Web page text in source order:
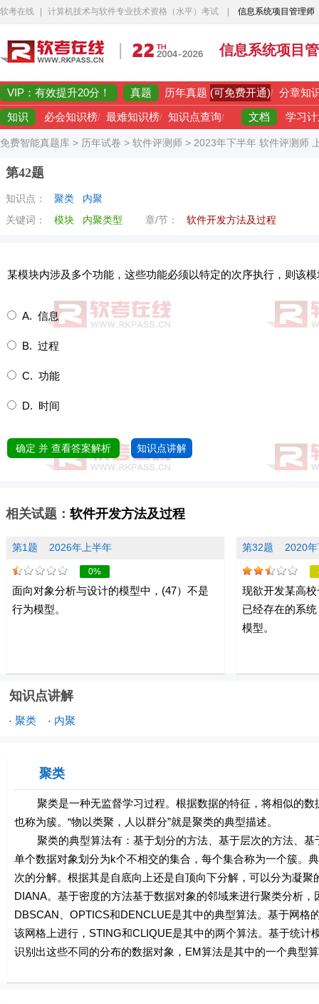
软考在线 计算机技术与软件专业技术资格（水平）考试 信息系统项目管理师
信息系统项目
VIP：有效提升20分！ 真题 历年真题 (可免费开通)/ 分章知
知识 必会知识榜/ 最难知识榜/ 知识点查询/ 文档 学习
免费智能真题库 > 历年试卷 > 软件评测师 > 2023年下半年 软件评测师
第42题
知识点： 聚类
内聚
关键词：
模块 内聚类型 章/节： 软件开发方法及过程
某模块内涉及多个功能，这些功能必须以特定的次序执行，则该
A. 信息
B. 过程
C. 功能
D. 时间
确定 并 查看答案解析 知识点讲解
相关试题： 软件开发方法及过程
第1题 2026年上半年
0%
面向对象分析与设计的模型中，(47）不是
行为模型。
第32题 2020
现欲开发某高
已经存在的系
模型。
知识点讲解
· 聚类 · 内聚
聚类
聚类是一种无监督学习过程。根据数据的特征，将相似的数
也称为簇。“物以类聚，人以群分”就是聚类的典型描述。
聚类的典型算法有：基于划分的方法、基于层次的方法、基
单个数据对象划分为k个不相交的集合，每个集合称为一个簇。
次的分解。根据其是自底向上还是自顶向下分解，可以分为凝
DIANA。基于密度的方法基于数据对象的邻域来进行聚类分析
DBSCAN、OPTICS和DENCLUE是其中的典型算法。基于网
该网格上进行，STING和CLIQUE是其中的两个算法。基于统
识别出这些不同的分布的数据对象，EM算法是其中的一个典型